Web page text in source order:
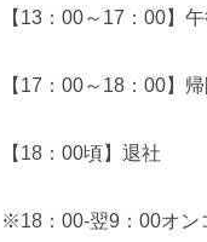
【13：00～17：00】
【17：00～18：00】
【18：00頃】退社
※18：00-翌9：00オン